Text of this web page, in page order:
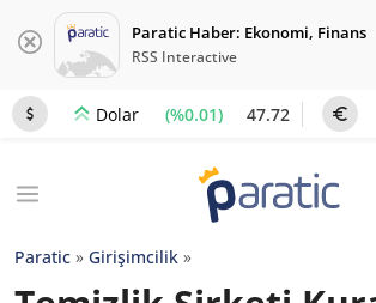
Paratic Haber: Ekonomi, Finans
RSS Interactive
Dolar (%0.01) 47.72
Paratic » Girişimcilik »